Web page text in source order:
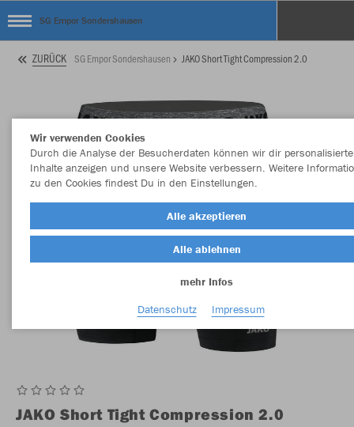
SG Empor Sondershausen
ZURÜCK SG Empor Sondershausen JAKO Short Tight Compression 2.0
JAKO Short Tight Compression 2.0
Wir verwenden Cookies
Durch die Analyse der Besucherdaten können wir dir personalisierte
Inhalte anzeigen und unsere Website verbessern. Weitere
zu den Cookies findest Du in den Einstellungen.
Alle akzeptieren
Alle ablehnen
mehr Infos
Datenschutz
Impressum